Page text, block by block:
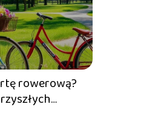
rowerową?